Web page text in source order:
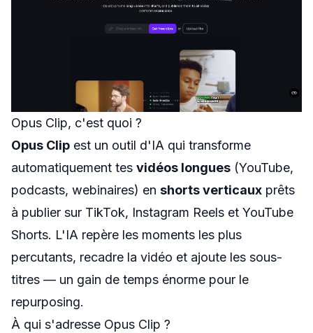
Sponsoriser FreelanceKit
Opus Clip, c'est quoi ?
Opus Clip est un outil d'IA qui transforme
automatiquement tes vidéos longues (YouTube,
podcasts, webinaires) en shorts verticaux prêts
à publier sur TikTok, Instagram Reels et YouTube
Shorts. L'IA repère les moments les plus
percutants, recadre la vidéo et ajoute les sous-
titres — un gain de temps énorme pour le
repurposing.
À qui s'adresse Opus Clip ?